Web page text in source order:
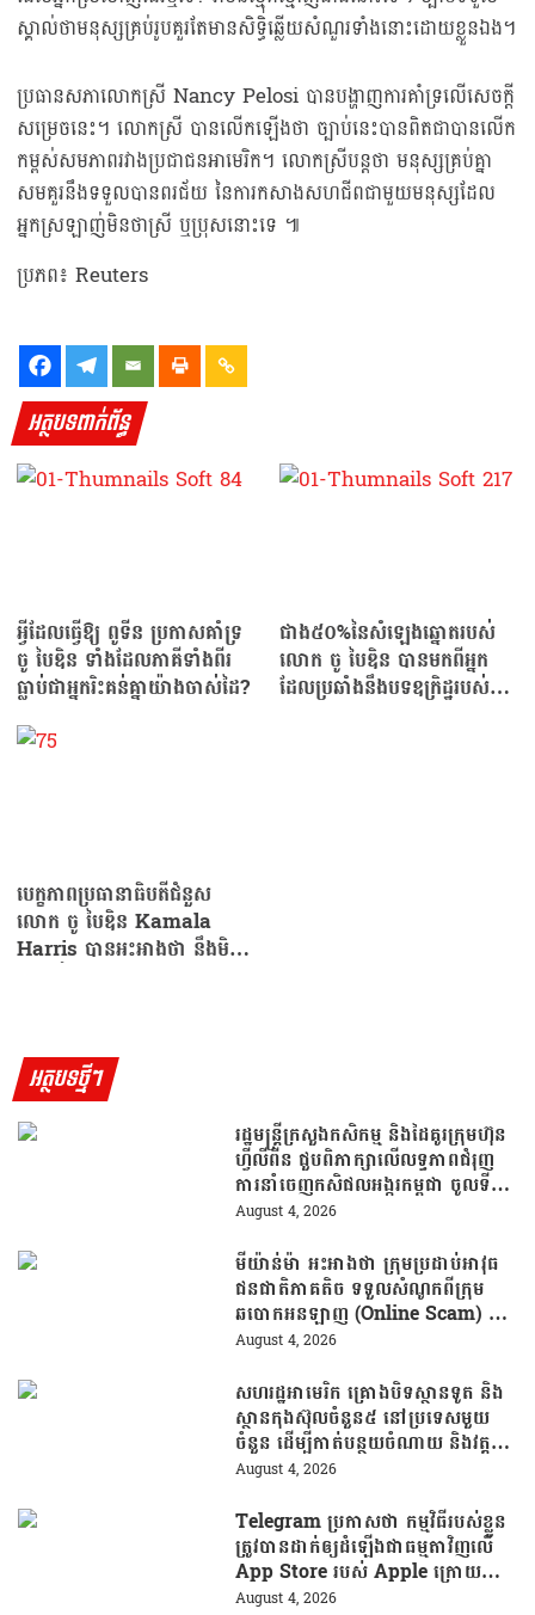
ស្គាល់ថាមនុស្សគ្រប់រូបគួរតែមានសិទ្ធិឆ្លើយសំណួរទាំងនោះដោយខ្លួនឯង។
ប្រធានសភាលោកស្រី Nancy Pelosi បានបង្ហាញការគាំទ្រលើសេចក្ដី
សម្រេចនេះ។ លោកស្រី បានលើកឡើងថា ច្បាប់នេះបានពិតជាបានលើក
កម្ពស់សមភាពរវាងប្រជាជនអាមេរិក។ លោកស្រីបន្តថា មនុស្សគ្រប់គ្នា
សមគួរនឹងទទួលបានពរជ័យ នៃការកសាងសហជីពជាមួយមនុស្សដែល
អ្នកស្រឡាញ់មិនថាស្រី ឬប្រុសនោះទេ ៕
ប្រភព៖ Reuters
អត្ថបទពាក់ព័ន្ធ
អ្វីដែលធ្វើឱ្យ ពូទីន ប្រកាសគាំទ្រ
ចូ បៃឌិន ទាំងដែលភាគីទាំងពីរ
ធ្លាប់ជាអ្នករិះគន់គ្នាយ៉ាងចាស់ដៃ?
ជាង៥០%នៃសំឡេងឆ្នោតរបស់
លោក ចូ បៃឌិន បានមកពីអ្នក
ដែលប្រឆាំងនឹងបទឧក្រិដ្ឋរបស់
បេក្ខភាពប្រធានាធិបតីជំនួស
លោក ចូ បៃឌិន Kamala
Harris បានអះអាងថា នឹងមិន
អត្ថបទថ្មីៗ
រដ្ឋមន្រ្តីក្រសួងកសិកម្ម និងដៃគូរក្រុមហ៊ុន
ហ្វីលីពីន ជួបពិភាក្សាលើលទ្ធភាពជំរុញ
ការនាំចេញកសិផលអង្ករកម្ពុជា ចូលទី
ផ្សារហ្វីលីពីន
August 4, 2026
មីយ៉ាន់ម៉ា អះអាងថា ក្រុមប្រដាប់អាវុធ
ជនជាតិភាគតិច ទទួលសំណូកពីក្រុម
ឆបោកអនឡាញ (Online Scam) ជា
ថ្នូរនឹងការជួយរត់ចូលប្រទេសថៃ!
August 4, 2026
សហរដ្ឋអាមេរិក គ្រោងបិទស្ថានទូត និង
ស្ថានកុងស៊ុលចំនួន៥ នៅប្រទេសមួយ
ចំនួន ដើម្បីកាត់បន្ថយចំណាយ និងវត្ត
មានការទូតដែលគ្មានប្រសិទ្ធភាព
August 4, 2026
Telegram ប្រកាសថា កម្មវិធីរបស់ខ្លួន
ត្រូវបានដាក់ឲ្យដំឡើងជាធម្មតាវិញលើ
App Store របស់ Apple ក្រោយបាត់
ខ្លួនដោយគ្មានការបញ្ជាក់ពីមូលហេតុ
August 4, 2026